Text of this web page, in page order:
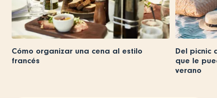
Cómo organizar una cena al estilo
francés
Del picnic
que le
verano